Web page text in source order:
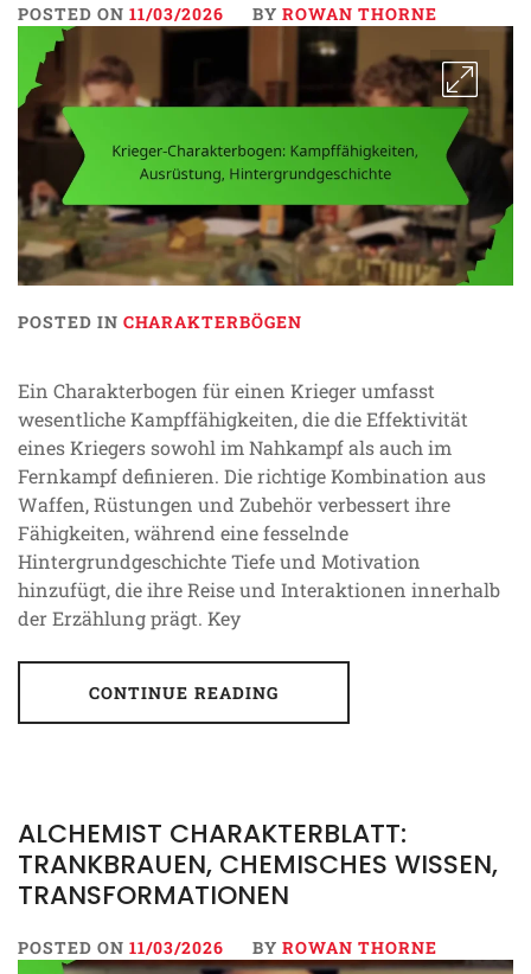
POSTED ON 11/03/2026 BY ROWAN THORNE
POSTED IN CHARAKTERBÖGEN
Ein Charakterbogen für einen Krieger umfasst
wesentliche Kampffähigkeiten, die die Effektivität
eines Kriegers sowohl im Nahkampf als auch im
Fernkampf definieren. Die richtige Kombination aus
Waffen, Rüstungen und Zubehör verbessert ihre
Fähigkeiten, während eine fesselnde
Hintergrundgeschichte Tiefe und Motivation
hinzufügt, die ihre Reise und Interaktionen innerhalb
der Erzählung prägt. Key
CONTINUE READING
ALCHEMIST CHARAKTERBLATT:
TRANKBRAUEN, CHEMISCHES WISSEN,
TRANSFORMATIONEN
POSTED ON 11/03/2026 BY ROWAN THORNE